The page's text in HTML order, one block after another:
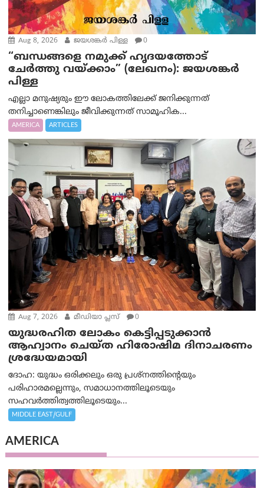
Aug 8, 2026 ജയശങ്കര്‍ പിള്ള 0
“ബന്ധങ്ങളെ നമുക്ക് ഹൃദയത്തോട്
ചേർത്തു വയ്ക്കാം” (ലേഖനം): ജയശങ്കര്‍
പിള്ള
എല്ലാ മനുഷ്യരും ഈ ലോകത്തിലേക്ക് ജനിക്കുന്നത്
തനിച്ചാണെങ്കിലും ജീവിക്കുന്നത് സാമൂഹിക...
AMERICA ARTICLES
Aug 7, 2026 മീഡിയാ പ്ലസ് 0
യുദ്ധരഹിത ലോകം കെട്ടിപ്പടുക്കാന്‍
ആഹ്വാനം ചെയ്ത ഹിരോഷിമ ദിനാചരണം
ശ്രദ്ധേയമായി
ദോഹ: യുദ്ധം ഒരിക്കലും ഒരു പ്രശ്‌നത്തിന്റെയും
പരിഹാരമല്ലെന്നും, സമാധാനത്തിലൂടെയും
സഹവര്‍ത്തിത്വത്തിലൂടെയും...
MIDDLE EAST/GULF
AMERICA